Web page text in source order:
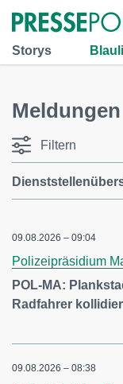
Storys
Filtern
09.08.2026 – 09:04
Polizeipräsidium
POL-MA:
Radfahrer
09.08.2026 – 08:38